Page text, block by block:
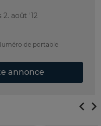
août '12
de portable
annonce